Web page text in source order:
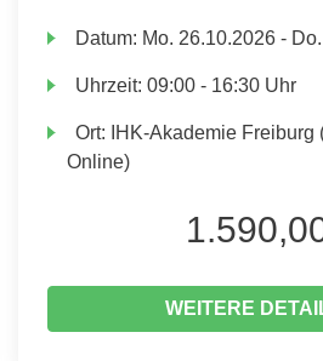
Datum: Mo. 26.10.2026 - Do.
Uhrzeit:09:00 - 16:30 Uhr
Ort:
IHK-Akademie Freiburg
Online)
WEITERE